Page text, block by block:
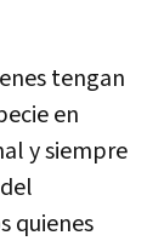
tengan
en
y siempre
quienes